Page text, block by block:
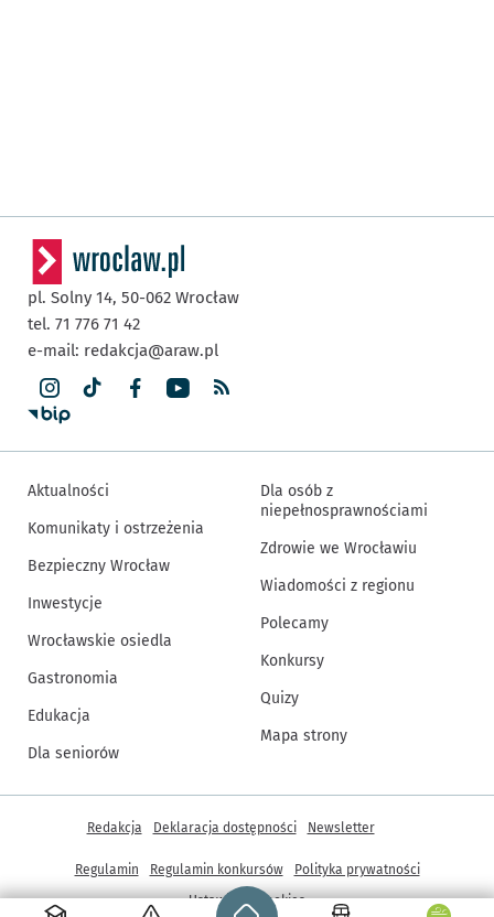
Strona główna - wroclaw.pl
pl. Solny 14, 50-062 Wrocław
tel. 71 776 71 42
e-mail: redakcja@araw.pl
Aktualności
Komunikaty i ostrzeżenia
Bezpieczny Wrocław
Inwestycje
Wrocławskie osiedla
Gastronomia
Edukacja
Dla seniorów
Dla osób z
niepełnosprawnościami
Zdrowie we Wrocławiu
Wiadomości z regionu
Polecamy
Konkursy
Quizy
Mapa strony
Inne informacje
Redakcja Deklaracja dostępności Newsletter
Regulamin Regulamin konkursów
Polityka prywatności
Ustawienia cookies